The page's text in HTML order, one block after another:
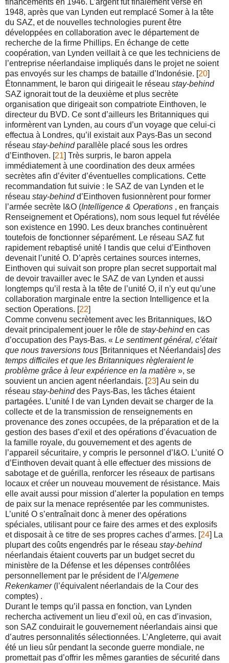
financements en 1946. L’argent fut finalement versé en
1948, après que van Lynden eut remplacé Somer à la tête
du SAZ, et de nouvelles technologies purent être
développées en collaboration avec le département de
recherche de la firme Phillips. En échange de cette
coopération, van Lynden veillait à ce que les techniciens de
l’entreprise néerlandaise impliqués dans le projet ne soient
pas envoyés sur les champs de bataille d’Indonésie. [20]
Étonnamment, le baron qui dirigeait le réseau stay-behind
SAZ ignorait tout de la deuxième et plus secrète
organisation que dirigeait son compatriote Einthoven, le
directeur du BVD. Ce sont d’ailleurs les Britanniques qui
informèrent van Lynden, au cours d’un voyage que celui-ci
effectua à Londres, qu’il existait aux Pays-Bas un second
réseau stay-behindparallèle placé sous les ordres
d’Einthoven. [21] Très surpris, le baron appela
immédiatement à une coordination des deux armées
secrètes afin d’éviter d’éventuelles complications. Cette
recommandation fut suivie : le SAZ de van Lynden et le
réseau stay-behindd’Einthoven fusionnèrent pour former
l’armée secrète I&O (Intelligence & Operations , en français
Renseignement et Opérations), nom sous lequel fut révélée
son existence en 1990. Les deux branches continuèrent
toutefois de fonctionner séparément. Le réseau SAZ fut
rapidement rebaptisé unité I tandis que celui d’Einthoven
devenait l’unité O. D’après certaines sources internes,
Einthoven qui suivait son propre plan secret supportait mal
de devoir travailler avec le SAZ de van Lynden et aussi
longtemps qu’il resta à la tête de l’unité O, il n’y eut qu’une
collaboration marginale entre la section Intelligence et la
section Operations. [22]
Comme convenu secrètement avec les Britanniques, I&O
devait principalement jouer le rôle de stay-behinden cas
d’occupation des Pays-Bas. « Le sentiment général, c’était
que nous traversions tous [Britanniques et Néerlandais] des
temps difficiles et que les Britanniques règleraient le
problème grâce à leur expérience en la matière », se
souvient un ancien agent néerlandais. [23] Au sein du
réseau stay-behinddes Pays-Bas, les tâches étaient
partagées. L’unité I de van Lynden devait se charger de la
collecte et de la transmission de renseignements en
provenance des zones occupées, de la préparation et de la
gestion des bases d’exil et des opérations d’évacuation de
la famille royale, du gouvernement et des agents de
l’appareil sécuritaire, y compris le personnel d’I&O. L’unité O
d’Einthoven devait quant à elle effectuer des missions de
sabotage et de guérilla, renforcer les réseaux de partisans
locaux et créer un nouveau mouvement de résistance. Mais
elle avait aussi pour mission d’alerter la population en temps
de paix sur la menace représentée par les communistes.
L’unité O s’entraînait donc à mener des opérations
spéciales, utilisant pour ce faire des armes et des explosifs
et disposait à ce titre de ses propres caches d’armes. [24] La
plupart des coûts engendrés par le réseau stay-behind
néerlandais étaient couverts par un budget secret du
ministère de la Défense et les dépenses contrôlées
personnellement par le président de l’Algemene
Rekenkamer(l’équivalent néerlandais de la Cour des
comptes) .
Durant le temps qu’il passa en fonction, van Lynden
rechercha activement un lieu d’exil où, en cas d’invasion,
son SAZ conduirait le gouvernement néerlandais ainsi que
d’autres personnalités sélectionnées. L’Angleterre, qui avait
été un lieu sûr pendant la seconde guerre mondiale, ne
promettait pas d’offrir les mêmes garanties de sécurité dans